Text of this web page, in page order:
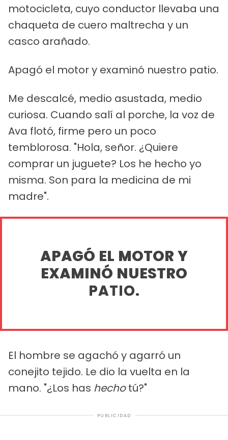
motocicleta, cuyo conductor llevaba una
chaqueta de cuero maltrecha y un
casco arañado.
Apagó el motor y examinó nuestro patio.
Me descalcé, medio asustada, medio
curiosa. Cuando salí al porche, la voz de
Ava flotó, firme pero un poco
temblorosa. "Hola, señor. ¿Quiere
comprar un juguete? Los he hecho yo
misma. Son para la medicina de mi
madre".
APAGÓ EL MOTOR Y
EXAMINÓ NUESTRO
PATIO.
El hombre se agachó y agarró un
conejito tejido. Le dio la vuelta en la
mano. "¿Los has hechotú?"
PUBLICIDAD